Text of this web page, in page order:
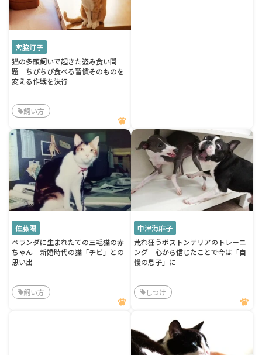
宮脇灯子
猫の多頭飼いで起きた盗み食い問
題 ちびちび食べる習慣そのものを
変える作戦を決行
飼い方
佐藤陽
ベランダに生まれたての三毛猫の赤
ちゃん 新婚時代の猫「チビ」との
思い出
飼い方
中津海麻子
荒れ狂うボストンテリアのトレーニ
ング 心から信じたことで今は「自
慢の息子」に
しつけ